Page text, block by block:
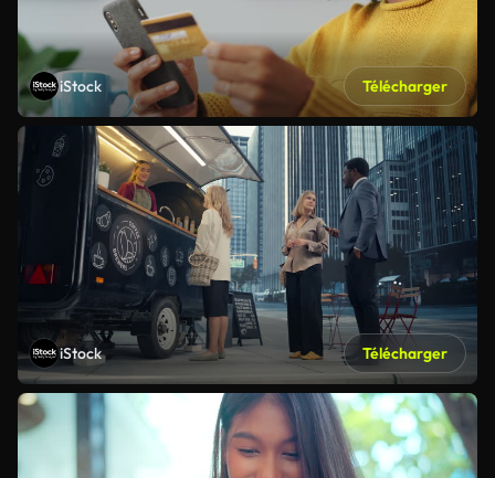
iStock Télécharger
iStock Télécharger